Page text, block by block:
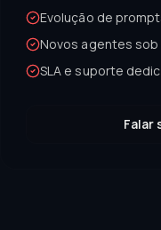
Evolução de
Novos agentes sob
SLA e suporte
Falar